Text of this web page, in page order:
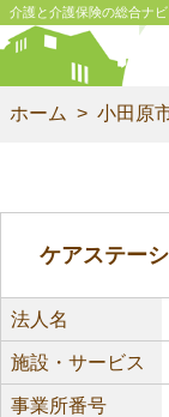
介護と介護保険の総合ナ
ホーム 小田原
ケアステー
法人名
施設・サービス
事業所番号